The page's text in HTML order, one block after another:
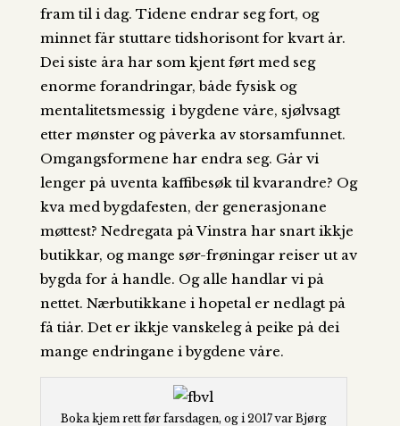
fram til i dag. Tidene endrar seg fort, og
minnet får stuttare tidshorisont for kvart år.
Dei siste åra har som kjent ført med seg
enorme forandringar, både fysisk og
mentalitetsmessig i bygdene våre, sjølvsagt
etter mønster og påverka av storsamfunnet.
Omgangsformene har endra seg. Går vi
lenger på uventa kaffibesøk til kvarandre? Og
kva med bygdafesten, der generasjonane
møttest? Nedregata på Vinstra har snart ikkje
butikkar, og mange sør-frøningar reiser ut av
bygda for å handle. Og alle handlar vi på
nettet. Nærbutikkane i hopetal er nedlagt på
få tiår. Det er ikkje vanskeleg å peike på dei
mange endringane i bygdene våre.
Boka kjem rett før farsdagen, og i 2017 var Bjørg